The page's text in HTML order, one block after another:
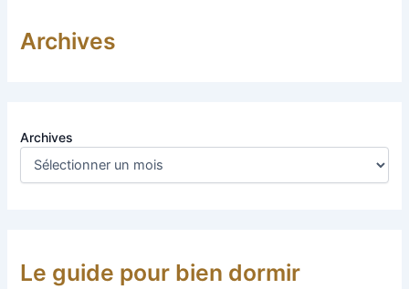
Archives
Archives
Le guide pour bien dormir